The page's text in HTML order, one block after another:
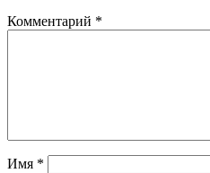
Комментарий *
Имя *